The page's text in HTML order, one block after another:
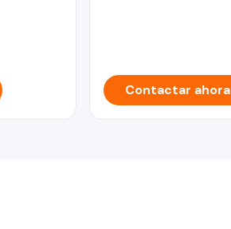
Contactar ahora